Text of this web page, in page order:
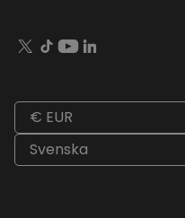
€ EUR
Svenska